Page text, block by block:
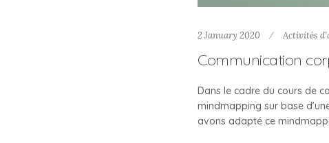
2 January 2020 Activités
Communication
Dans le cadre du cours de
mindmapping sur base
avons adapté ce